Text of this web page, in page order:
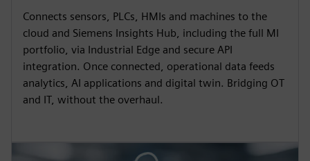
Connects sensors, PLCs, HMIs and machines to the
cloud and Siemens Insights Hub, including the full MI
portfolio, via Industrial Edge and secure API
integration. Once connected, operational data feeds
analytics, AI applications and digital twin. Bridging OT
and IT, without the overhaul.